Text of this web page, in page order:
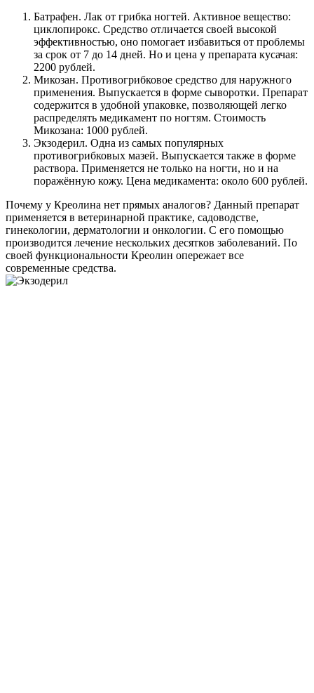
Батрафен. Лак от грибка ногтей. Активное вещество:
циклопирокс. Средство отличается своей высокой
эффективностью, оно помогает избавиться от проблемы
за срок от 7 до 14 дней. Но и цена у препарата кусачая:
2200 рублей.
Микозан. Противогрибковое средство для наружного
применения. Выпускается в форме сыворотки. Препарат
содержится в удобной упаковке, позволяющей легко
распределять медикамент по ногтям. Стоимость
Микозана: 1000 рублей.
Экзодерил. Одна из самых популярных
противогрибковых мазей. Выпускается также в форме
раствора. Применяется не только на ногти, но и на
поражённую кожу. Цена медикамента: около 600 рублей.
Почему у Креолина нет прямых аналогов? Данный препарат
применяется в ветеринарной практике, садоводстве,
гинекологии, дерматологии и онкологии. С его помощью
производится лечение нескольких десятков заболеваний. По
своей функциональности Креолин опережает все
современные средства.